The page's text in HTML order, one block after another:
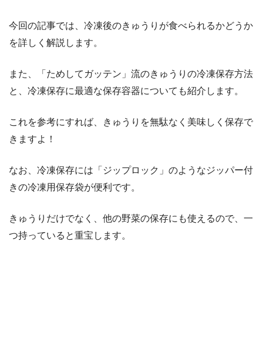
今回の記事では、冷凍後のきゅうりが食べられるかどうか
を詳しく解説します。
また、「ためしてガッテン」流のきゅうりの冷凍保存方法
と、冷凍保存に最適な保存容器についても紹介します。
これを参考にすれば、きゅうりを無駄なく美味しく保存で
きますよ！
なお、冷凍保存には「ジップロック」のようなジッパー付
きの冷凍用保存袋が便利です。
きゅうりだけでなく、他の野菜の保存にも使えるので、一
つ持っていると重宝します。